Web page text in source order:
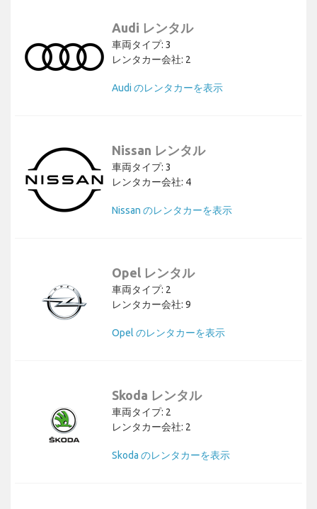
Audi レンタル
車両タイプ: 3
レンタカー会社: 2
Audi のレンタカーを表示
Nissan レンタル
車両タイプ: 3
レンタカー会社: 4
Nissan のレンタカーを表示
Opel レンタル
車両タイプ: 2
レンタカー会社: 9
Opel のレンタカーを表示
Skoda レンタル
車両タイプ: 2
レンタカー会社: 2
Skoda のレンタカーを表示